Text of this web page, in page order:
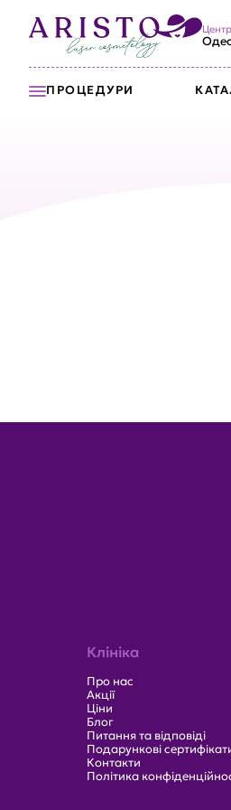
ПРОЦЕДУРИ
Клініка
Про нас
Акції
Ціни
Блог
Питання та відповіді
Подарункові
Контакти
Політика